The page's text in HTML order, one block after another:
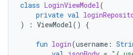
class LoginViewModel(
private val
)
: ViewModel() {
fun login(username :